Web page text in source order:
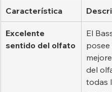
Característica
Excelente
sentido del olfato
El
posee
del
todas